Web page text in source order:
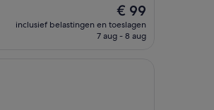
De
prijs
is
€ 99
inclusief belastingen en toeslagen
7 aug - 8 aug